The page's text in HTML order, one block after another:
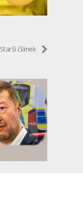
Starší článek